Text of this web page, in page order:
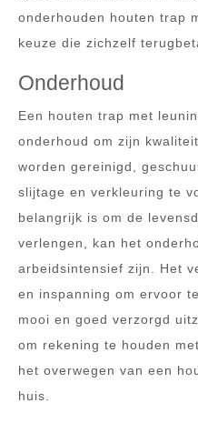
onderhouden houten trap
keuze die zichzelf
Onderhoud
Een houten trap met
onderhoud om zijn
worden gereinigd,
slijtage en verkleuring te
belangrijk is om de
verlengen, kan het
arbeidsintensief zijn. Het
en inspanning om ervoor
mooi en goed verzorgd
om rekening te houden
het overwegen van een
huis.